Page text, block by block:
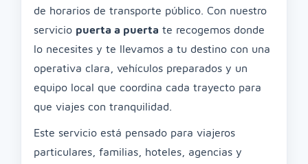
de horarios de transporte público. Con nuestro
servicio puerta a puerta te recogemos donde
lo necesites y te llevamos a tu destino con una
operativa clara, vehículos preparados y un
equipo local que coordina cada trayecto para
que viajes con tranquilidad.
Este servicio está pensado para viajeros
particulares, familias, hoteles, agencias y